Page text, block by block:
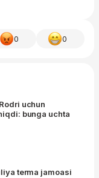
0 0
uchun
bunga uchta
terma jamoasi